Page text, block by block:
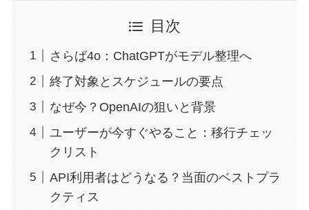
目次
さらば4o：ChatGPTがモデル整理へ
終了対象とスケジュールの要点
なぜ今？OpenAIの狙いと背景
ユーザーが今すぐやること：移行チェッ
クリスト
API利用者はどうなる？当面のベストプラ
クティス